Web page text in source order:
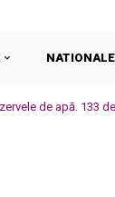
NATIONALE
de apă. 133